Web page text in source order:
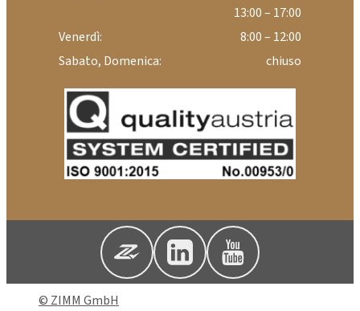
13:00 – 17:00
Venerdì:
8:00 – 12:00
Sabato, Domenica:
chiuso
© ZIMM GmbH